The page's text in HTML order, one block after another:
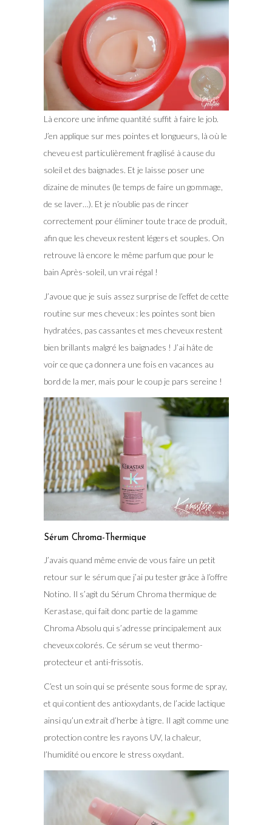
Là encore une infime quantité suffit à faire le job.
J’en applique sur mes pointes et longueurs, là où le
cheveu est particulièrement fragilisé à cause du
soleil et des baignades. Et je laisse poser une
dizaine de minutes (le temps de faire un gommage,
de se laver…). Et je n’oublie pas de rincer
correctement pour éliminer toute trace de produit,
afin que les cheveux restent légers et souples. On
retrouve là encore le même parfum que pour le
bain Après-soleil, un vrai régal !
J’avoue que je suis assez surprise de l’effet de cette
routine sur mes cheveux : les pointes sont bien
hydratées, pas cassantes et mes cheveux restent
bien brillants malgré les baignades ! J’ai hâte de
voir ce que ça donnera une fois en vacances au
bord de la mer, mais pour le coup je pars sereine !
Sérum Chroma-Thermique
J’avais quand même envie de vous faire un petit
retour sur le sérum que j’ai pu tester grâce à l’offre
Notino. Il s’agit du Sérum Chroma thermique de
Kerastase, qui fait donc partie de la gamme
Chroma Absolu qui s’adresse principalement aux
cheveux colorés. Ce sérum se veut thermo-
protecteur et anti-frissotis.
C’est un soin qui se présente sous forme de spray,
et qui contient des antioxydants, de l’acide lactique
ainsi qu’un extrait d’herbe à tigre. Il agit comme une
protection contre les rayons UV, la chaleur,
l’humidité ou encore le stress oxydant.